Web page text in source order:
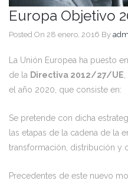
Europa Objetivo
Posted On 28 enero, 2016 By
La Unión Europea ha puesto
de la Directiva 2012/27/UE,
el año 2020, que consiste en:
Se pretende con dicha
las etapas de la cadena de la
transformación, distribución y
Precedentes de este nuevo